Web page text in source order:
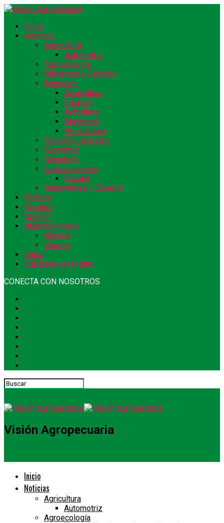
Inicio
Noticias
Agricultura
Automotriz
Agroecología
Alimentos y Bebidas
Animales
Acuicultura
Equinos
Avicultura
Mascotas
Porcicultura
Artículos Técnicos
Economía
Ganadería
Internacionales
España
Maquinarias y Equipos
Política
Eventos
Opinión
Música/Videos
Música
Videos
Salud
Ediciones en Digital
CONECTA CON NOSOTROS
Visión Agropecuaria
Inicio
Noticias
Agricultura
Automotriz
Agroecología